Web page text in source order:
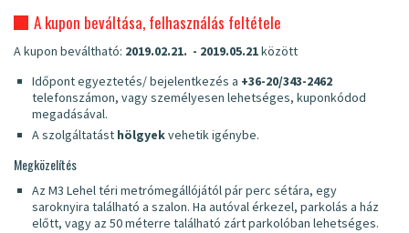
A kupon beváltása, felhasználás feltétele
A kupon beváltható: 2019.02.21. - 2019.05.21között
Időpont egyeztetés/ bejelentkezés a +36-20/343-2462
telefonszámon, vagy személyesen lehetséges, kuponkódod
megadásával.
A szolgáltatást hölgyekvehetik igénybe.
Megközelítés
Az M3 Lehel téri metrómegállójától pár perc sétára, egy
saroknyira található a szalon. Ha autóval érkezel, parkolás a ház
előtt, vagy az 50 méterre található zárt parkolóban lehetséges.